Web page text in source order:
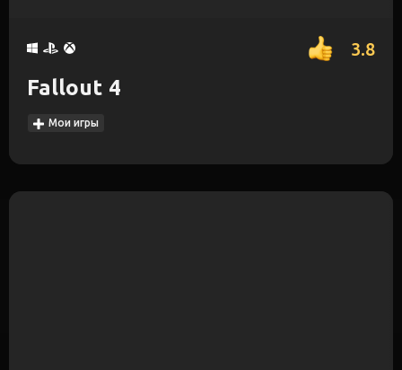
3.8
Fallout 4
Мои игры